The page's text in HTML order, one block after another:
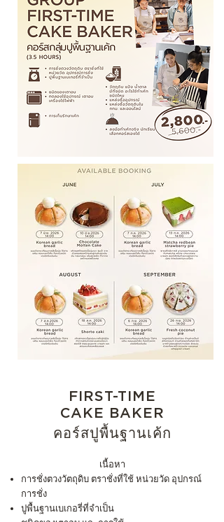
FIRST-TIME
CAKE BAKER
คอร์สปูพื้นฐานเค้ก
เนื้อหา
การชั่งตวงวัตถุดิบ ตราชั่งที่ใช้ หน่วยวัด อุปกรณ์
การชั่ง
ปูพื้นฐานเบเกอรี่ที่จำเป็น